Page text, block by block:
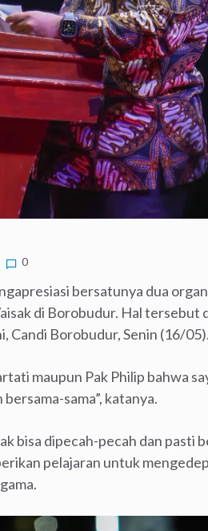
0
bersatunya dua
di Borobudur. Hal tersebut
Candi Borobudur, Senin (16/05).
maupun Pak Philip bahwa
sama”, katanya.
bisa dipecah-pecah dan pasti
pelajaran untuk